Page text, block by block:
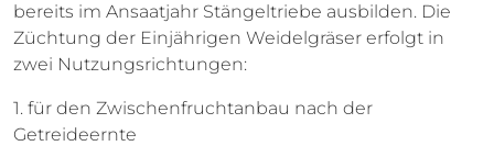
bereits im Ansaatjahr Stängeltriebe ausbilden. Die
Züchtung der Einjährigen Weidelgräser erfolgt in
zwei Nutzungsrichtungen:
1. für den Zwischenfruchtanbau nach der
Getreideernte